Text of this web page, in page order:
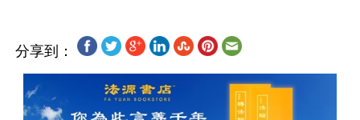
分享到：